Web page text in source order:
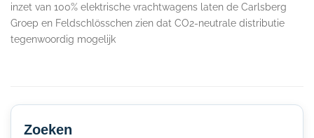
inzet van 100% elektrische vrachtwagens laten de Carlsberg
Groep en Feldschlösschen zien dat CO2-neutrale distributie
tegenwoordig mogelijk
Secondary
Sidebar
Zoeken